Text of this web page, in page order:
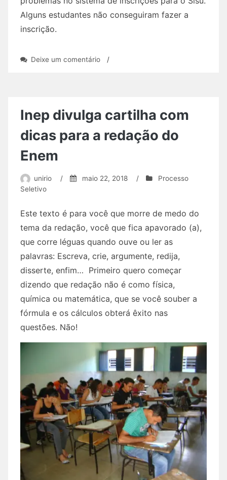
Alguns estudantes não conseguiram fazer a
inscrição.
Deixe um comentárioem
matrículas
Universidade
/
Inep divulga cartilha com
dicas para a redação do
Enem
unirio / maio 22, 2018 /
Processo
Seletivo
Este texto é para você que morre de medo do
tema da redação, você que fica apavorado (a),
que corre léguas quando ouve ou ler as
palavras: Escreva, crie, argumente, redija,
disserte, enfim… Primeiro quero começar
dizendo que redação não é como física,
química ou matemática, que se você souber a
fórmula e os cálculos obterá êxito nas
questões. Não!